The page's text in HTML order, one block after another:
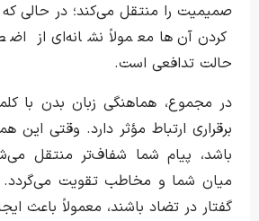
صمیمیت را منتقل می‌کند؛ در حالی
کردن آن‌ها معمولاً نشانه‌ای از
حالت تدافعی است.
در مجموع، هماهنگی زبان بدن با
برقراری ارتباط مؤثر دارد. وقتی این
باشد، پیام شما شفاف‌تر منتقل
میان شما و مخاطب تقویت می‌گردد.
گفتار در تضاد باشند، معمولاً باعث